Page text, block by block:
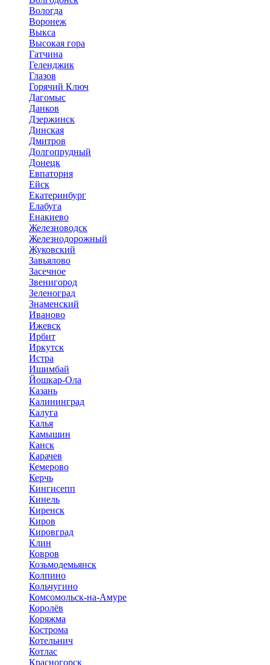
Вологда
Воронеж
Выкса
Высокая гора
Гатчина
Геленджик
Глазов
Горячий Ключ
Дагомыс
Данков
Дзержинск
Динская
Дмитров
Долгопрудный
Донецк
Евпатория
Ейск
Екатеринбург
Елабуга
Енакиево
Железноводск
Железнодорожный
Жуковский
Завьялово
Засечное
Звенигород
Зеленоград
Знаменский
Иваново
Ижевск
Ирбит
Иркутск
Истра
Ишимбай
Йошкар-Ола
Казань
Калининград
Калуга
Калья
Камышин
Канск
Карачев
Кемерово
Керчь
Кингисепп
Кинель
Киренск
Киров
Кировград
Клин
Ковров
Козьмодемьянск
Колпино
Кольчугино
Комсомольск-на-Амуре
Королёв
Коряжма
Кострома
Котельнич
Котлас
Красногорск